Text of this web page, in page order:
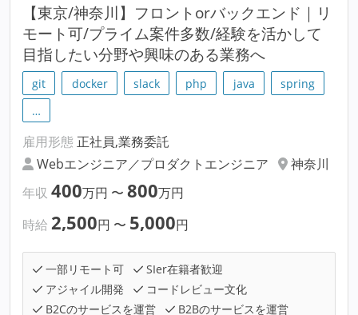
【東京/神奈川】フロントorバックエンド｜リ
モート可/プライム案件多数/経験を活かして
目指したい分野や興味のある業務へ
git docker slack php java
spring
…
雇用形態 正社員,業務委託
Webエンジニア／プロダクトエンジニア
神奈川
年収 400万円 〜 800万円
時給 2,500円 〜 5,000円
一部リモート可
SIer在籍者歓迎
アジャイル開発
コードレビュー文化
B2Cのサービスを運営
B2Bのサービスを運営